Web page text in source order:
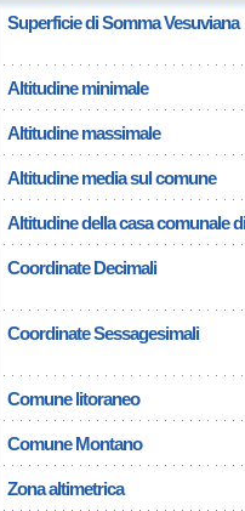
Superficie di Somma Vesuviana
Altitudine minimale
Altitudine massimale
Altitudine media sul comune
Altitudine della casa comunale
Coordinate Decimali
Coordinate Sessagesimali
Comune litoraneo
Comune Montano
Zona altimetrica